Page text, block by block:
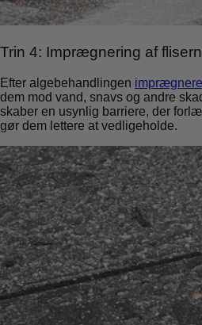
Trin 4: Imprægnering af
Efter algebehandlingen
dem mod vand, snavs og andre
skaber en usynlig barriere, der
gør dem lettere at vedligeholde.